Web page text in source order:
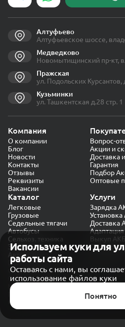
Используем куки для
работы сайта
Оставаясь с нами, вы
использование файлов куки
Понятно
Алтуфьево
Алтуфьевское шоссе,
Медведково
Новомытищинский пр-кт,
Пражская
ул. Подольских Курсантов,
Кузьминки
ул. Ташкентская д.28 стр. 1
Компания
О компании
Блог
Новости
Контакты
Отзывы
Реквизиты
Вакансии
Вопрос-
Акции и
Доставка
Гарантия
Подбор
Оптовые
Каталог
Легковые
Грузовые
Седельные тягачи
Автобусы
Сельхоз. техника
Экскаваторы
Автокраны
Услуги
Зарядка
Доставка
Выкуп АКБ
Проверка
Политика конфиденциальности
Обработка персональных данных
Согласие на обработку в
Карта сайта
© CARAKB 2026. Все права